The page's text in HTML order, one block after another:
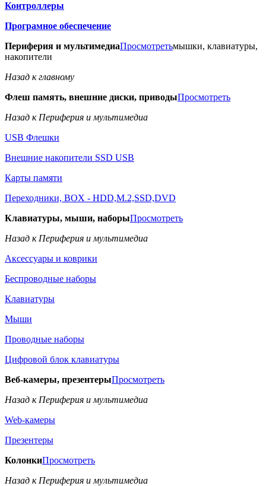
Контроллеры
Програмное обеспечение
Периферия и мультимедиаПросмотретьмышки, клавиатуры,
накопители
Назад к главному
Флеш память, внешние диски, приводыПросмотреть
Назад к Периферия и мультимедиа
USB Флешки
Внешние накопители SSD USB
Карты памяти
Переходники, BOX - HDD,M.2,SSD,DVD
Клавиатуры, мыши, наборыПросмотреть
Назад к Периферия и мультимедиа
Аксессуары и коврики
Беспроводные наборы
Клавиатуры
Мыши
Проводные наборы
Цифровой блок клавиатуры
Веб-камеры, презентерыПросмотреть
Назад к Периферия и мультимедиа
Web-камеры
Презентеры
КолонкиПросмотреть
Назад к Периферия и мультимедиа